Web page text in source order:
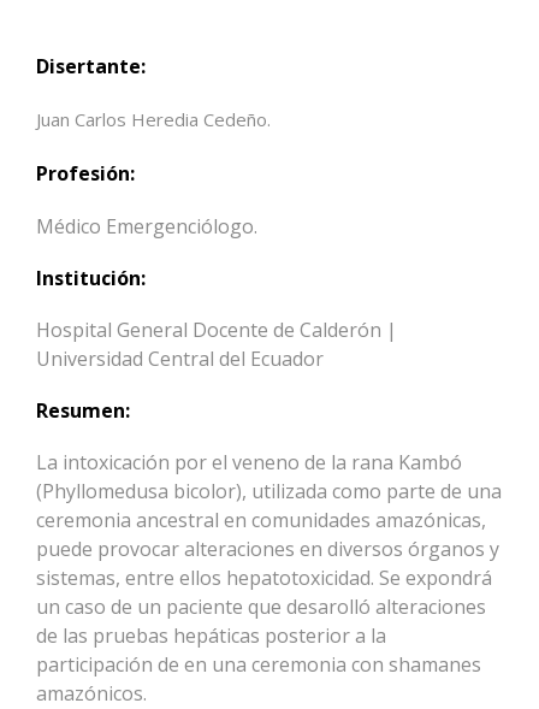
Disertante:
Juan Carlos Heredia Cedeño.
Profesión:
Médico Emergenciólogo.
Institución:
Hospital General Docente de Calderón |
Universidad Central del Ecuador
Resumen:
La intoxicación por el veneno de la rana Kambó
(Phyllomedusa bicolor), utilizada como parte de una
ceremonia ancestral en comunidades amazónicas,
puede provocar alteraciones en diversos órganos y
sistemas, entre ellos hepatotoxicidad. Se expondrá
un caso de un paciente que desarolló alteraciones
de las pruebas hepáticas posterior a la
participación de en una ceremonia con shamanes
amazónicos.